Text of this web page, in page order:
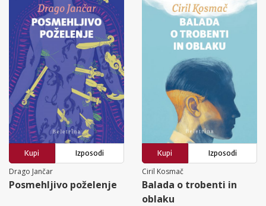
Kupi
Izposodi
Drago Jančar
Posmehljivo poželenje
Kupi
Izposodi
Ciril Kosmač
Balada o trobenti in
oblaku